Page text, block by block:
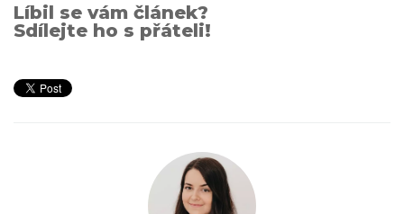
Líbil se vám článek?
Sdílejte ho s přáteli!